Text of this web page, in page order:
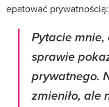
epatować prywatnością:
Pytacie mnie,
sprawie
prywatnego.
zmieniło, ale